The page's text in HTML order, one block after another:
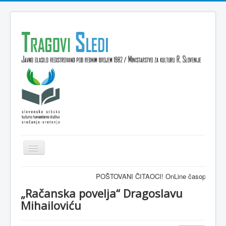
Isključi
navigaciju
VESTI
KULTURA
POŠTOVANI ČITAOCI! OnLine časopis
„Račanska povelja“ Dragoslavu
Mihailoviću